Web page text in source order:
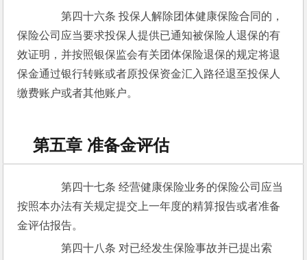
第四十六条 投保人解除团体健康保险合同的，
保险公司应当要求投保人提供已通知被保险人退保的有
效证明，并按照银保监会有关团体保险退保的规定将退
保金通过银行转账或者原投保资金汇入路径退至投保人
缴费账户或者其他账户。
第五章 准备金评估
第四十七条 经营健康保险业务的保险公司应当
按照本办法有关规定提交上一年度的精算报告或者准备
金评估报告。
第四十八条 对已经发生保险事故并已提出索